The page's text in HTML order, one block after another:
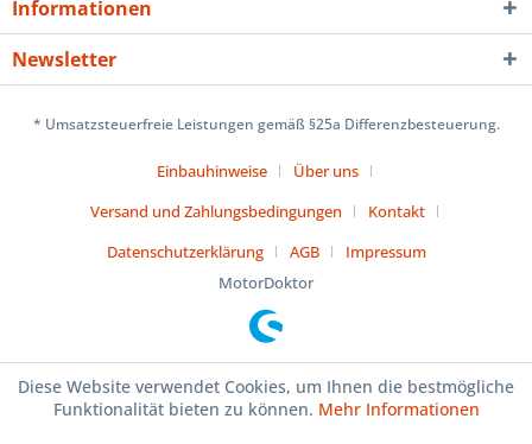
Informationen
Newsletter
* Umsatzsteuerfreie Leistungen gemäß §25a Differenzbesteuerung.
Einbauhinweise
Über uns
Versand und Zahlungsbedingungen
Kontakt
Datenschutzerklärung
AGB
Impressum
MotorDoktor
Diese Website verwendet Cookies, um Ihnen die bestmögliche
Funktionalität bieten zu können. Mehr Informationen